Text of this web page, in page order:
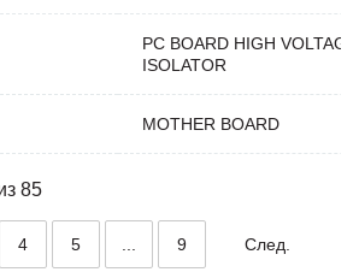
PC BOARD HIGH VOLTAGE
ISOLATOR
MOTHER BOARD
85
4 5 9 След.